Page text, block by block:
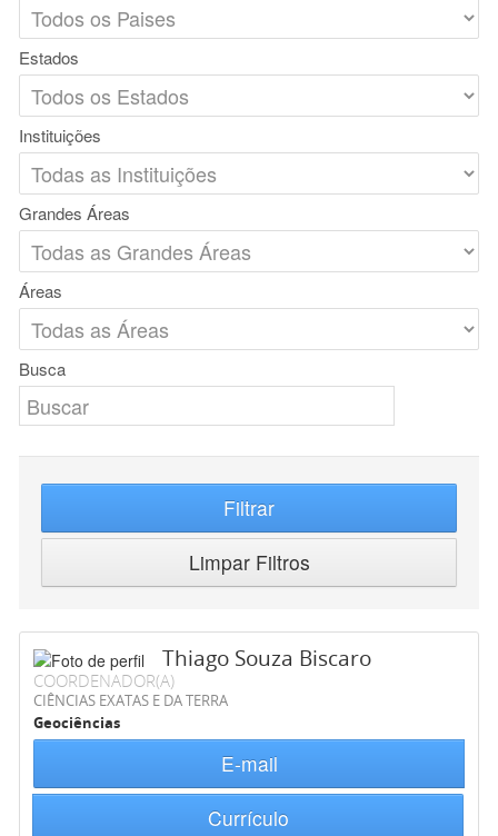
Estados
Instituições
Grandes Áreas
Áreas
Busca
Filtrar
Limpar Filtros
Thiago Souza Biscaro
COORDENADOR(A)
CIÊNCIAS EXATAS E DA TERRA
Geociências
E-mail
Currículo